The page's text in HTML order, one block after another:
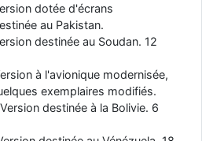
dotée d'écrans
au Pakistan.
destinée au Soudan. 12
à l'avionique modernisée,
exemplaires modifiés.
destinée à la Bolivie. 6